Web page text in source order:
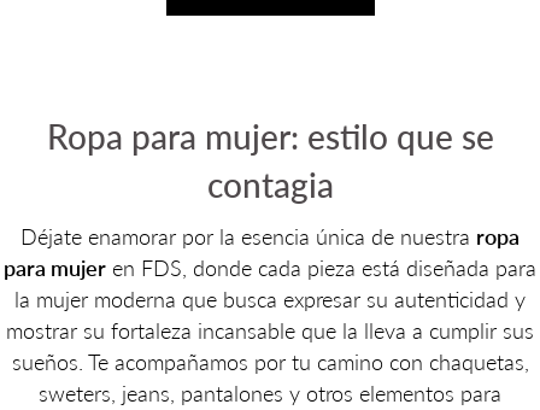
Ropa para mujer: estilo que se
contagia
Déjate enamorar por la esencia única de nuestra ropa
para mujer en FDS, donde cada pieza está diseñada para
la mujer moderna que busca expresar su autenticidad y
mostrar su fortaleza incansable que la lleva a cumplir sus
sueños. Te acompañamos por tu camino con chaquetas,
sweters, jeans, pantalones y otros elementos para